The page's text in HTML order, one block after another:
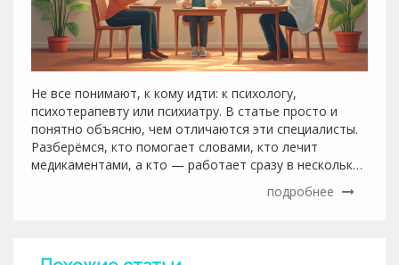
Не все понимают, к кому идти: к психологу,
психотерапевту или психиатру. В статье просто и
понятно объясню, чем отличаются эти специалисты.
Разберёмся, кто помогает словами, кто лечит
медикаментами, а кто — работает сразу в нескольких
жизни и советами, как выбрать подходящего
подробнее